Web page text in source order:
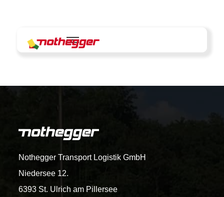
Nothegger Transport Logistik GmbH
Niedersee 12.
6393 St. Ulrich am Pillersee